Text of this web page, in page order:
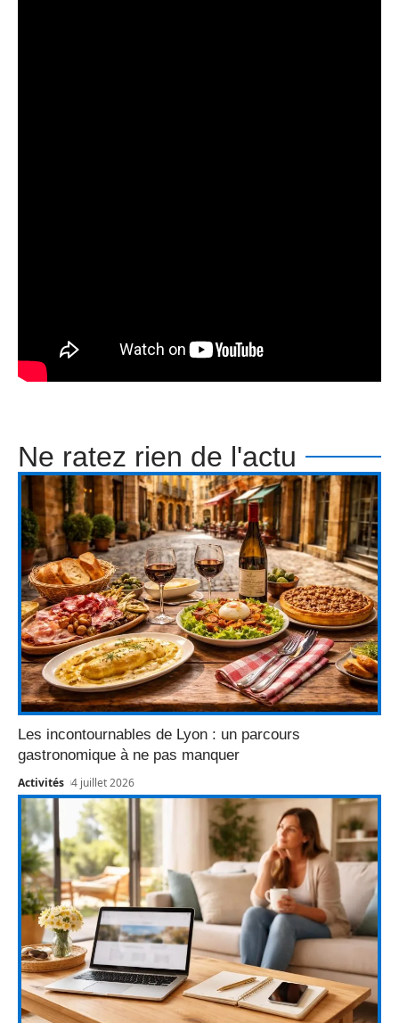
Ne ratez rien de l'actu
Les incontournables de Lyon : un parcours
gastronomique à ne pas manquer
Activités 4 juillet 2026